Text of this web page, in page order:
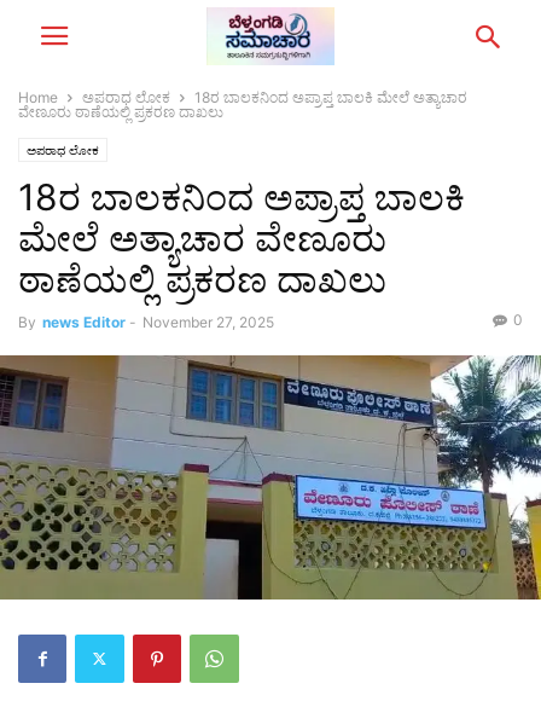
Home ಅಪರಾಧ ಲೋಕ
18ರ ಬಾಲಕನಿಂದ ಅಪ್ರಾಪ್ತ ಬಾಲಕಿ ಮೇಲೆ ಅತ್ಯಾಚಾರ
ವೇಣೂರು ಠಾಣೆಯಲ್ಲಿ ಪ್ರಕರಣ ದಾಖಲು
ಅಪರಾಧ ಲೋಕ
18ರ ಬಾಲಕನಿಂದ ಅಪ್ರಾಪ್ತ ಬಾಲಕಿ
ಮೇಲೆ ಅತ್ಯಾಚಾರ ವೇಣೂರು
ಠಾಣೆಯಲ್ಲಿ ಪ್ರಕರಣ ದಾಖಲು
By news Editor - November 27, 2025 0